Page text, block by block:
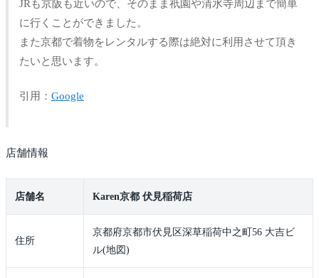
JRも京阪も近いので、そのまま祇園や清水寺周辺まで簡単
に行くことができました。
また京都で着物をレンタルする際は絶対に利用させて頂き
たいと思います。
引用： Google
店舗情報
店舗名 Karen京都 伏見稲荷店
住所
京都府京都市伏見区深草稲荷中之町56 大吉ビ
ル(地図)